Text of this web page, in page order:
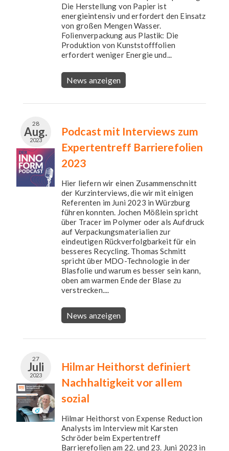
Die Herstellung von Papier ist
energieintensiv und erfordert den Einsatz
von großen Mengen Wasser.
Folienverpackung aus Plastik: Die
Produktion von Kunststofffolien
erfordert weniger Energie und...
News anzeigen
28
Aug.
2023
Podcast mit Interviews zum
Expertentreff Barrierefolien
2023
Hier liefern wir einen Zusammenschnitt
der Kurzinterviews, die wir mit einigen
Referenten im Juni 2023 in Würzburg
führen konnten. Jochen Mößlein spricht
über Tracer im Polymer oder als Aufdruck
auf Verpackungsmaterialien zur
eindeutigen Rückverfolgbarkeit für ein
besseres Recycling. Thomas Schmitt
spricht über MDO-Technologie in der
Blasfolie und warum es besser sein kann,
oben am warmen Ende der Blase zu
verstrecken....
News anzeigen
27
Juli
2023
Hilmar Heithorst definiert
Nachhaltigkeit vor allem
sozial
Hilmar Heithorst von Expense Reduction
Analysts im Interview mit Karsten
Schröder beim Expertentreff
Barrierefolien am 22. und 23. Juni 2023 in